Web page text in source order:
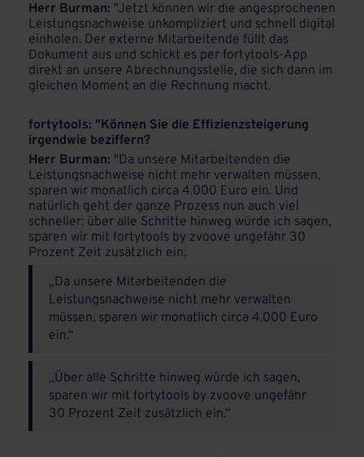
Herr Burman: "Jetzt können wir die angesprochenen
Leistungsnachweise unkompliziert und schnell digital
einholen. Der externe Mitarbeitende füllt das
Dokument aus und schickt es per fortytools-App
direkt an unsere Abrechnungsstelle, die sich dann im
gleichen Moment an die Rechnung macht.
fortytools: "Können Sie die Effizienzsteigerung
irgendwie beziffern?
Herr Burman: "Da unsere Mitarbeitenden die
Leistungsnachweise nicht mehr verwalten müssen,
sparen wir monatlich circa 4.000 Euro ein. Und
natürlich geht der ganze Prozess nun auch viel
schneller: über alle Schritte hinweg würde ich sagen,
sparen wir mit fortytools by zvoove ungefähr 30
Prozent Zeit zusätzlich ein.
„Da unsere Mitarbeitenden die
Leistungsnachweise nicht mehr verwalten
müssen, sparen wir monatlich circa 4.000 Euro
ein.“
„Über alle Schritte hinweg würde ich sagen,
sparen wir mit fortytools by zvoove ungefähr
30 Prozent Zeit zusätzlich ein.“